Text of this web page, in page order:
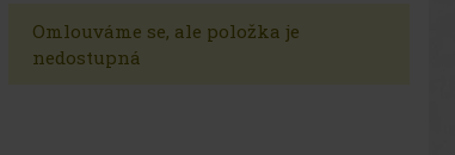
Omlouváme se, ale položka je
nedostupná